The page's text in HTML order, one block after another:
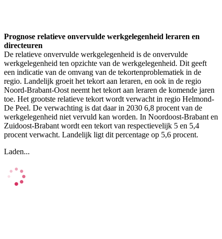
Prognose relatieve onvervulde werkgelegenheid leraren en
directeuren
De relatieve onvervulde werkgelegenheid is de onvervulde
werkgelegenheid ten opzichte van de werkgelegenheid. Dit geeft
een indicatie van de omvang van de tekortenproblematiek in de
regio. Landelijk groeit het tekort aan leraren, en ook in de regio
Noord-Brabant-Oost neemt het tekort aan leraren de komende jaren
toe. Het grootste relatieve tekort wordt verwacht in regio Helmond-
De Peel. De verwachting is dat daar in 2030 6,8 procent van de
werkgelegenheid niet vervuld kan worden. In Noordoost-Brabant en
Zuidoost-Brabant wordt een tekort van respectievelijk 5 en 5,4
procent verwacht. Landelijk ligt dit percentage op 5,6 procent.
Laden...